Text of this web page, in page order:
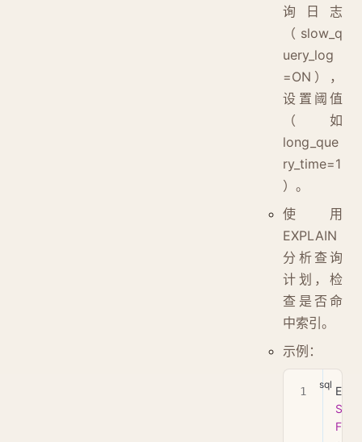
询日志
（slow_q
uery_log
=ON），
设置阈值
（如
long_que
ry_time=1
）。
使用
EXPLAIN
分析查询
计划，检
查是否命
中索引。
示例：